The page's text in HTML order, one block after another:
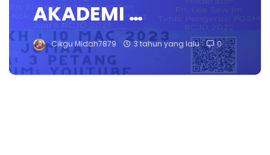
AKADEMI …
Cikgu Midah7879 3 tahun yang lalu 0